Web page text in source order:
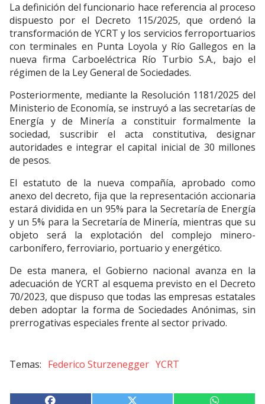
La definición del funcionario hace referencia al proceso
dispuesto por el Decreto 115/2025, que ordenó la
transformación de YCRT y los servicios ferroportuarios
con terminales en Punta Loyola y Río Gallegos en la
nueva firma Carboeléctrica Río Turbio S.A., bajo el
régimen de la Ley General de Sociedades.
Posteriormente, mediante la Resolución 1181/2025 del
Ministerio de Economía, se instruyó a las secretarías de
Energía y de Minería a constituir formalmente la
sociedad, suscribir el acta constitutiva, designar
autoridades e integrar el capital inicial de 30 millones
de pesos.
El estatuto de la nueva compañía, aprobado como
anexo del decreto, fija que la representación accionaria
estará dividida en un 95% para la Secretaría de Energía
y un 5% para la Secretaría de Minería, mientras que su
objeto será la explotación del complejo minero-
carbonífero, ferroviario, portuario y energético.
De esta manera, el Gobierno nacional avanza en la
adecuación de YCRT al esquema previsto en el Decreto
70/2023, que dispuso que todas las empresas estatales
deben adoptar la forma de Sociedades Anónimas, sin
prerrogativas especiales frente al sector privado.
Federico Sturzenegger YCRT